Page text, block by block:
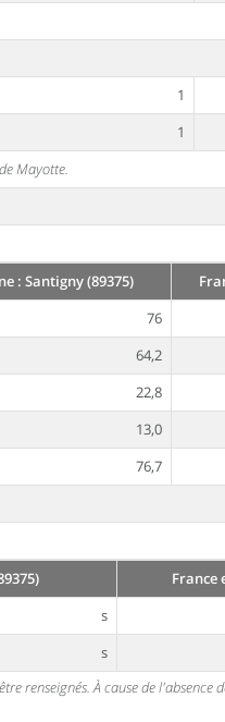
1
1
Mayotte.
: Santigny (89375)
76
64,2
22,8
13,0
76,7
France
s
s
renseignés. À cause de l'absence